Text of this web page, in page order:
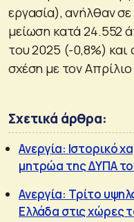
εργασία), ανήλθαν
μείωση κατά 24.552
του 2025 (-0,8%) και
σχέση με τον
Σχετικά άρθρα:
Ανεργία: Ιστορικό
μητρώα της ΔΥΠΑ
Ανεργία: Τρίτο
Ελλάδα στις χώρες